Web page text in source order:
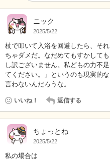
ニック
2025/5/22
杖で叩いて入浴を回避したら、そ
ちゃダメだ。なだめてもすかして
し訳ございません。私どもの力不
てください。」というのも現実的
言わないんだろうな。
いいね！ 返信する
ちょっとね
2025/5/22
私の場合は